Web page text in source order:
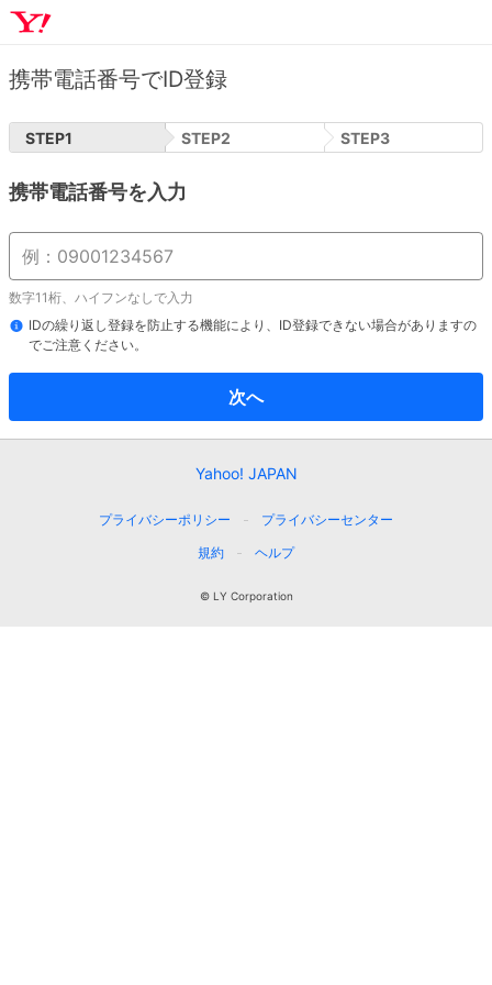
携帯電話番号でID登録
STEP1 STEP2 STEP3
携帯電話番号を入力
数字11桁、ハイフンなしで入力
IDの繰り返し登録を防止する機能により、ID登録できない場合がありますの
でご注意ください。
次へ
Yahoo! JAPAN
プライバシーポリシー
プライバシーセンター
規約
ヘルプ
© LY Corporation